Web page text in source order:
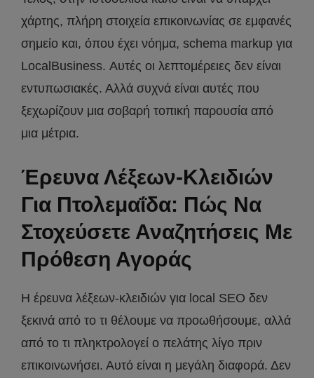
χάρτης, πλήρη στοιχεία επικοινωνίας σε εμφανές
σημείο και, όπου έχει νόημα, schema markup για
LocalBusiness. Αυτές οι λεπτομέρειες δεν είναι
εντυπωσιακές. Αλλά συχνά είναι αυτές που
ξεχωρίζουν μια σοβαρή τοπική παρουσία από
μια μέτρια.
Έρευνα Λέξεων-Κλειδιών
Για Πτολεμαΐδα: Πώς Να
Στοχεύσετε Αναζητήσεις Με
Πρόθεση Αγοράς
Η έρευνα λέξεων-κλειδιών για local SEO δεν
ξεκινά από το τι θέλουμε να προωθήσουμε, αλλά
από το τι πληκτρολογεί ο πελάτης λίγο πριν
επικοινωνήσει. Αυτό είναι η μεγάλη διαφορά. Δεν